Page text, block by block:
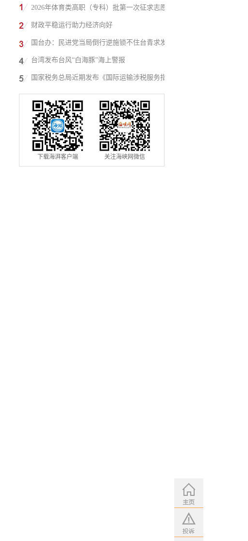
2026年体育类高职（专科）批第一次征求志愿
填报
财政平稳运行助力经济向好
国台办：民进党当局倒行逆施锁不住台青求发
展的心
台湾发布台风“白海豚”海上警报
国家税务总局近期发布《国际运输涉税服务指
引》
下载海湃客户端 关注海峡网微信